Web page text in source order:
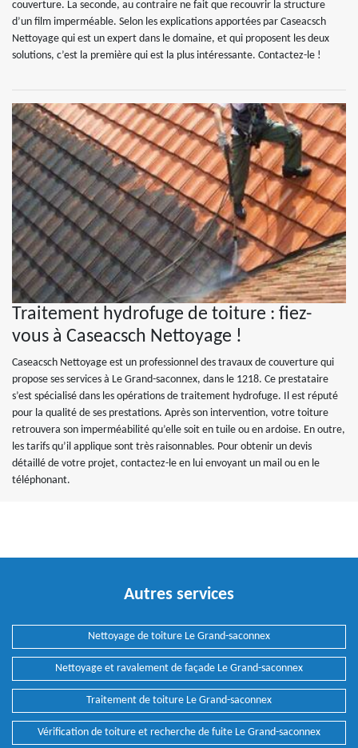
couverture. La seconde, au contraire ne fait que recouvrir la structure
d’un film imperméable. Selon les explications apportées par Caseacsch
Nettoyage qui est un expert dans le domaine, et qui proposent les deux
solutions, c’est la première qui est la plus intéressante. Contactez-le !
Traitement hydrofuge de toiture : fiez-
vous à Caseacsch Nettoyage !
Caseacsch Nettoyage est un professionnel des travaux de couverture qui
propose ses services à Le Grand-saconnex, dans le 1218. Ce prestataire
s’est spécialisé dans les opérations de traitement hydrofuge. Il est réputé
pour la qualité de ses prestations. Après son intervention, votre toiture
retrouvera son imperméabilité qu’elle soit en tuile ou en ardoise. En outre,
les tarifs qu’il applique sont très raisonnables. Pour obtenir un devis
détaillé de votre projet, contactez-le en lui envoyant un mail ou en le
téléphonant.
Autres services
Nettoyage de toiture Le Grand-saconnex
Nettoyage et ravalement de façade Le Grand-saconnex
Traitement de toiture Le Grand-saconnex
Vérification de toiture et recherche de fuite Le Grand-saconnex